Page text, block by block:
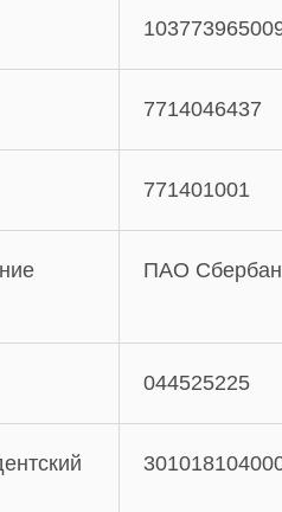
7714046437
771401001
ПАО
044525225